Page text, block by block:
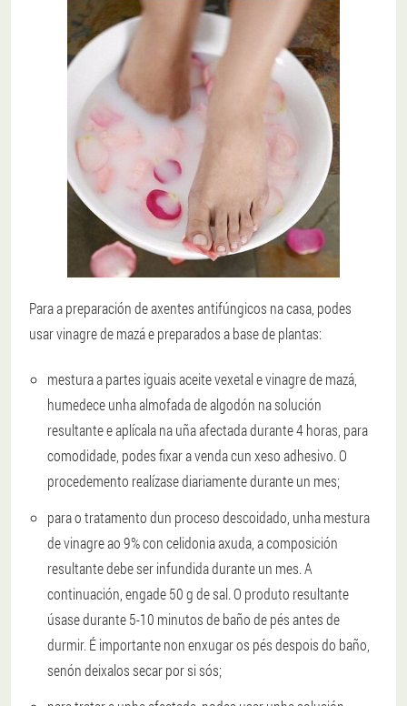
Para a preparación de axentes antifúngicos na casa, podes
usar vinagre de mazá e preparados a base de plantas:
mestura a partes iguais aceite vexetal e vinagre de mazá,
humedece unha almofada de algodón na solución
resultante e aplícala na uña afectada durante 4 horas, para
comodidade, podes fixar a venda cun xeso adhesivo. O
procedemento realízase diariamente durante un mes;
para o tratamento dun proceso descoidado, unha mestura
de vinagre ao 9% con celidonia axuda, a composición
resultante debe ser infundida durante un mes. A
continuación, engade 50 g de sal. O produto resultante
úsase durante 5-10 minutos de baño de pés antes de
durmir. É importante non enxugar os pés despois do baño,
senón deixalos secar por si sós;